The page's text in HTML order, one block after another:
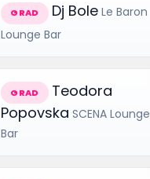
GRAD Dj Bole Le Baron
Lounge Bar
GRAD
Teodora
Popovska SCENA Lounge
Bar